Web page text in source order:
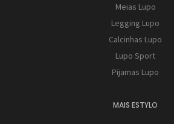
Meias Lupo
Legging Lupo
Calcinhas Lupo
Lupo Sport
Pijamas Lupo
MAIS ESTYLO